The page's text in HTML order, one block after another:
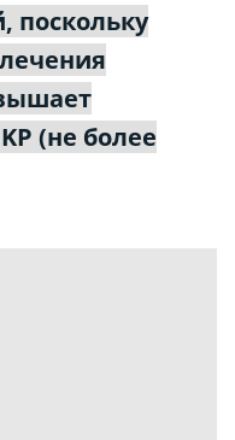
поскольку
(не более